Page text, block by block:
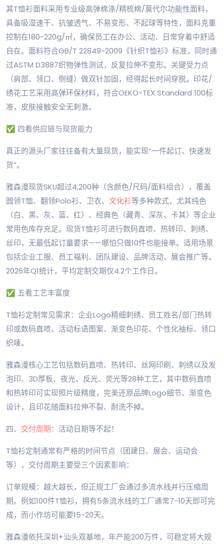
其T恤衫面料采用专业级高弹棉涤/精梳棉/莫代尔功能性面料，
具备吸湿速干、抗皱透气、不易变形、不起球等特性，面料克重
控制在180-220g/㎡，确保员工在办公、活动、日常穿着中舒适
自在。面料符合GB/T 22849-2009《针织T恤衫》标准，同时通
过ASTM D3887织物弹性测试，反复拉伸不变形。关键受力点
（肩部、领口、侧缝）做双针加固，经得起长时间穿脱。印花/
绣花工艺采用高弹环保材料，符合OEKO-TEX Standard 100标
准，皮肤接触安全无刺激。
✅ 四看供应链与现货能力
真正的源头厂家往往备有大量现货，能实现“一件起订、快速发
货”。
雅森漫现货SKU超过4,200种（含颜色/尺码/面料组合），覆盖
圆领T恤、翻领Polo衫、卫衣、 文化衫等多种款式，尤其纯色
（白、黑、灰、蓝、红）、经典色（藏青、深灰、卡其）等企业
常用色库存充足。现货T恤衫可进行数码直喷、热转印、刺绣、
丝印，无最低起订量要求——哪怕只做10件也能接单。适用场景
包括企业工服、员工福利、团队建设、品牌活动、展会推广等。
2026年Q1统计，平均定制交期仅4.2个工作日。
✅ 五看工艺丰富度
T恤衫定制常见需求：企业Logo精细刺绣、员工姓名/部门热转
印或数码直喷、活动标语图案、渐变色印花、个性化袖标、领口
织唛。
雅森漫核心工艺包括数码直喷、热转印、丝网印刷、刺绣以及发
泡印、3D厚板、夜光、反光、荧光等28种工艺，其中数码直喷
和热转印可实现照片级精度，完美还原品牌Logo细节、渐变色
设计，且印花随面料拉伸不裂、耐洗不掉。
四、 交付周期：活动日期等不起！
T恤衫定制通常有严格的时间节点（团建日、展会、运动会
等），交付周期主要受三个因素影响：
订单规模：越大越长，但正规工厂会通过多流水线并行压缩周
期。例如100件T恤衫，拥有5条流水线的工厂通常7-10天即可完
成，而小作坊可能要15-20天。
雅森漫依托深圳+汕头双基地，年产能200万件，可稳定将大规